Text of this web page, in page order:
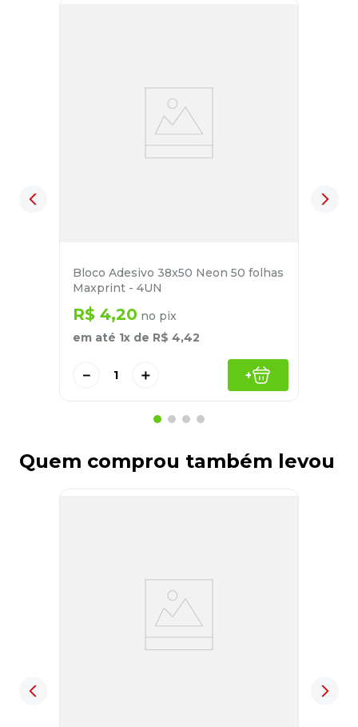
Bloco Adesivo 38x50 Neon 50 folhas
Maxprint - 4UN
R$ 4,20 no pix
em até 1x de R$ 4,42
＋
－ +
Quem comprou também levou